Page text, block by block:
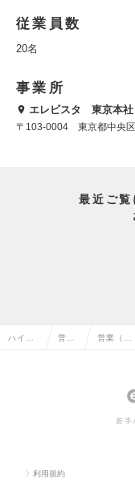
従業員数
20名
事業所
エレビスタ 東京本社
〒103-0004 東京都中央
最近ご覧
ハイク 営業 営業（法
若手
利用規約